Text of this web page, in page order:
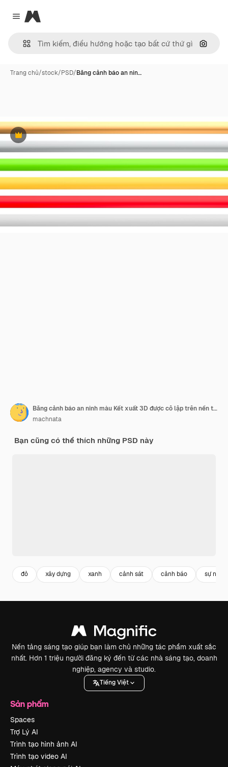
Close menu
Magnific
Tìm
Trang chủ/stock/PSD/Băng cảnh báo an nin…
Phần thưởng
Băng cảnh báo an ninh màu Kết xuất 3D được cô lập trên nền trong suốt
machnata
Bạn cũng có thể thích những PSD này
đỏ xây dựng xanh cảnh sát cảnh báo sự
Nền tảng sáng tạo giúp bạn làm chủ những tác phẩm xuất sắc
nhất. Hơn 1 triệu người đăng ký đến từ các nhà sáng tạo, doanh
nghiệp, agency và studio.
Tiếng Việt
Sản phẩm
Spaces
Trợ Lý AI
Trình tạo hình ảnh AI
Trình tạo video AI